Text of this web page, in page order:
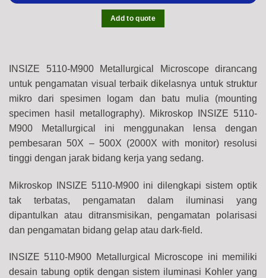
Add to quote
INSIZE 5110-M900 Metallurgical Microscope dirancang
untuk pengamatan visual terbaik dikelasnya untuk struktur
mikro dari spesimen logam dan batu mulia (mounting
specimen hasil metallography). Mikroskop INSIZE 5110-
M900 Metallurgical ini menggunakan lensa dengan
pembesaran 50X – 500X (2000X with monitor) resolusi
tinggi dengan jarak bidang kerja yang sedang.
Mikroskop INSIZE 5110-M900 ini dilengkapi sistem optik
tak terbatas, pengamatan dalam iluminasi yang
dipantulkan atau ditransmisikan, pengamatan polarisasi
dan pengamatan bidang gelap atau dark-field.
INSIZE 5110-M900 Metallurgical Microscope ini memiliki
desain tabung optik dengan sistem iluminasi Kohler yang